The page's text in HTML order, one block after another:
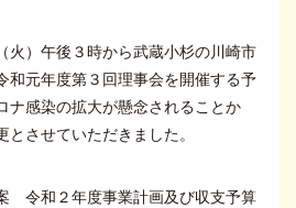
火）午後３時から武蔵小杉の川崎市
和元年度第３回理事会を開催する予
ナ感染の拡大が懸念されることか
とさせていただきました。
令和２年度事業計画及び収支予算